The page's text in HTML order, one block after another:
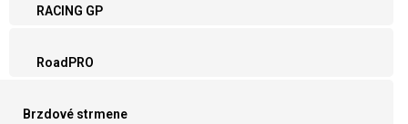
RACING GP
RoadPRO
Brzdové strmene